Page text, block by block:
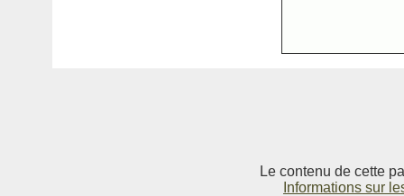
Le contenu de cette
Informations sur